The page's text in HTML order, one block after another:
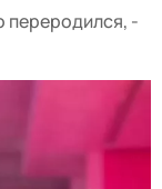
переродился, -